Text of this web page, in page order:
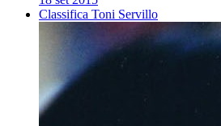
Classifica Toni Servillo